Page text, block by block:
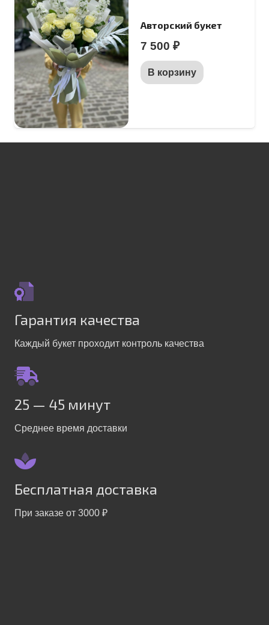
Авторский букет
7 500 ₽
В корзину
Гарантия качества
Каждый букет проходит контроль качества
25 — 45 минут
Среднее время доставки
Бесплатная доставка
При заказе от 3000 ₽